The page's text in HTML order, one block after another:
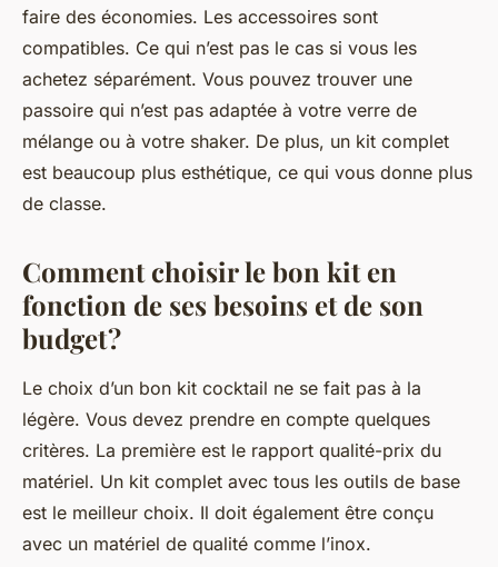
faire des économies. Les accessoires sont
compatibles. Ce qui n’est pas le cas si vous les
achetez séparément. Vous pouvez trouver une
passoire qui n’est pas adaptée à votre verre de
mélange ou à votre shaker. De plus, un kit complet
est beaucoup plus esthétique, ce qui vous donne plus
de classe.
Comment choisir le bon kit en
fonction de ses besoins et de son
budget ?
Le choix d’un bon kit cocktail ne se fait pas à la
légère. Vous devez prendre en compte quelques
critères. La première est le rapport qualité-prix du
matériel. Un kit complet avec tous les outils de base
est le meilleur choix. Il doit également être conçu
avec un matériel de qualité comme l’inox.